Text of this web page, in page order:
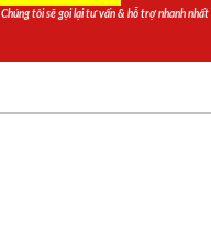
Chúng tôi sẽ gọi lại tư vấn & hỗ trợ nhanh